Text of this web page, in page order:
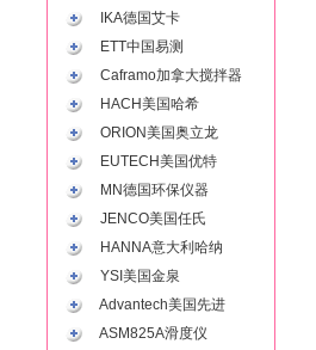
IKA德国艾卡
ETT中国易测
Caframo加拿大搅拌器
HACH美国哈希
ORION美国奥立龙
EUTECH美国优特
MN德国环保仪器
JENCO美国任氏
HANNA意大利哈纳
YSI美国金泉
Advantech美国先进
ASM825A滑度仪